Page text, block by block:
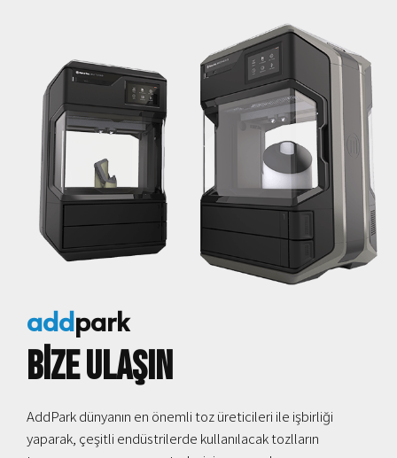
addpark
Bize Ulaşın
AddPark dünyanın en önemli toz üreticileri ile işbirliği
yaparak, çeşitli endüstrilerde kullanılacak tozlların